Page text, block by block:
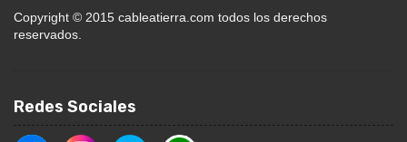
Copyright © 2015 cableatierra.com todos los derechos
reservados.
Redes Sociales